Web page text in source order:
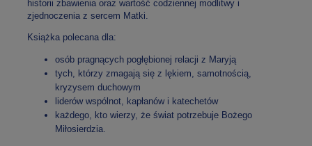
historii zbawienia oraz wartość codziennej modlitwy i
zjednoczenia z sercem Matki.
Książka polecana dla:
osób pragnących pogłębionej relacji z Maryją
tych, którzy zmagają się z lękiem, samotnością,
kryzysem duchowym
liderów wspólnot, kapłanów i katechetów
każdego, kto wierzy, że świat potrzebuje Bożego
Miłosierdzia.